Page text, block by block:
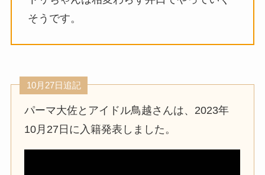
そうです。
10月27日追記
パーマ大佐とアイドル鳥越さんは、2023年
10月27日に入籍発表しました。